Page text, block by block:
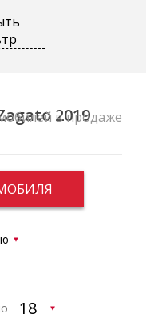
2019
в продаже